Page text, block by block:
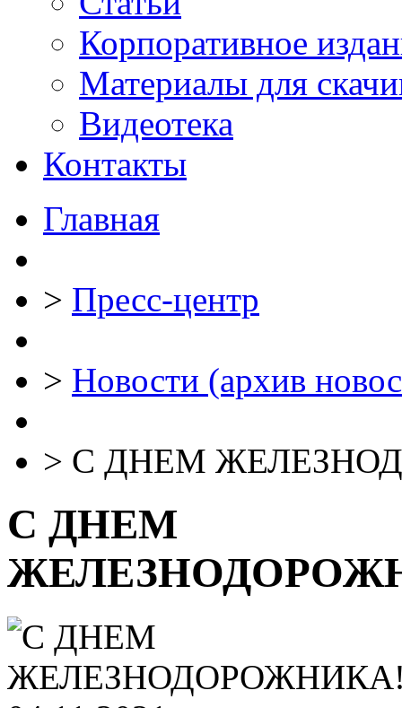
Корпоративное
Материалы для
Видеотека
Контакты
Главная
> Пресс-центр
> Новости (архив
> С ДНЕМ
С ДНЕМ